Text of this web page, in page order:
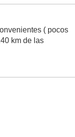
( pocos
km de las